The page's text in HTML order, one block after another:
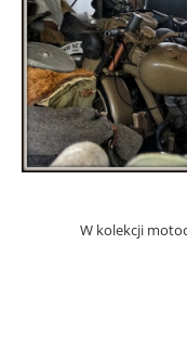
W kolekcji